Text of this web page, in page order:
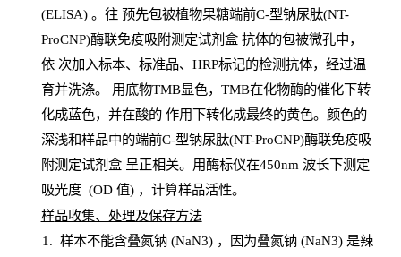
(ELISA) 。往 预先包被植物果糖端前C-型钠尿肽(NT-
ProCNP)酶联免疫吸附测定试剂盒抗体的包被微孔中，
依 次加入标本、标准品、 HRP标记的检测抗体，经过温
育并洗涤。 用底物TMB显色， TMB在化物酶的催化下转
化成蓝色，并在酸的 作用下转化成最终的黄色。颜色的
深浅和样品中的端前C-型钠尿肽(NT-ProCNP)酶联免疫吸
附测定试剂盒呈正相关。用酶标仪在450nm 波长下测定
吸光度 (OD 值) ，计算样品活性。
样品收集、处理及保存方法
1 . 样本不能含叠氮钠(NaN3) ，因为叠氮钠 (NaN3) 是辣